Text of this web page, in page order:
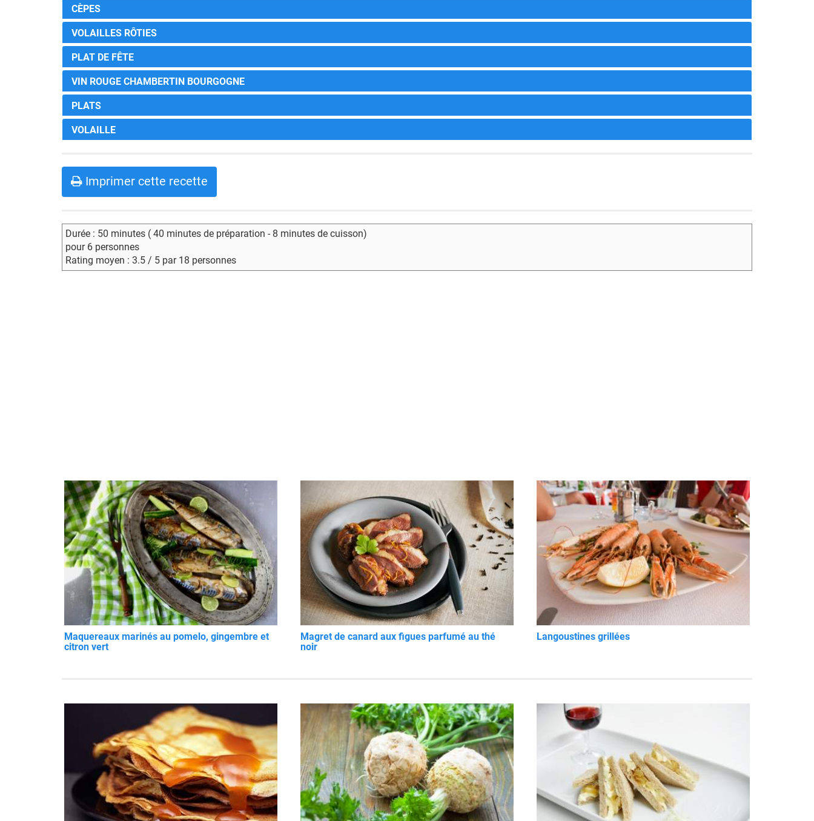
CÈPES
VOLAILLES RÔTIES
PLAT DE FÊTE
VIN ROUGE CHAMBERTIN BOURGOGNE
PLATS
VOLAILLE
Imprimer cette recette
Durée : 50 minutes ( 40 minutes de préparation - 8 minutes de cuisson)
pour 6 personnes
Rating moyen : 3.5 / 5 par 18 personnes
Maquereaux marinés au pomelo, gingembre et
citron vert
Magret de canard aux figues parfumé au thé
noir
Langoustines grillées